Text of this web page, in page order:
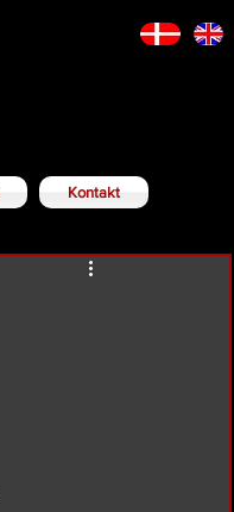
Kontakt